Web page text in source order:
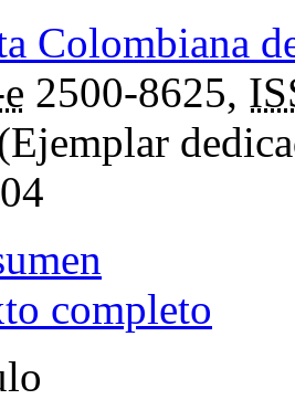
Colombiana
2500-8625,
completo